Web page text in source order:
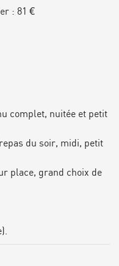
: 81 €
complet, nuitée et petit
du soir, midi, petit
place, grand choix de